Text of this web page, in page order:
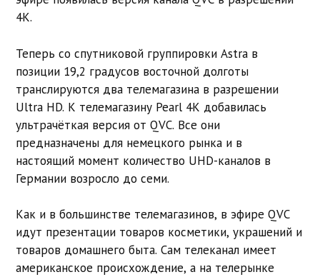
4K.
Теперь со спутниковой группировки Astra в
позиции 19,2 градусов восточной долготы
транслируются два телемагазина в разрешении
Ultra HD. К телемагазину Pearl 4K добавилась
ультрачёткая версия от QVC. Все они
предназначены для немецкого рынка и в
настоящий момент количество UHD-каналов в
Германии возросло до семи.
Как и в большинстве телемагазинов, в эфире QVC
идут презентации товаров косметики, украшений и
товаров домашнего быта. Сам телеканал имеет
американское происхождение, а на телерынке